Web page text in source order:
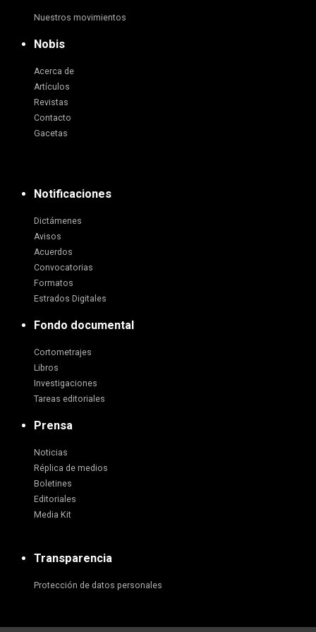
Nuestros movimientos
Nobis
Acerca de
Artículos
Revistas
Contacto
Gacetas
Notificaciones
Dictámenes
Avisos
Acuerdos
Convocatorias
Formatos
Estrados Digitales
Fondo documental
Cortometrajes
Libros
Investigaciones
Tareas editoriales
Prensa
Noticias
Réplica de medios
Boletines
Editoriales
Media Kit
Transparencia
Protección de datos personales